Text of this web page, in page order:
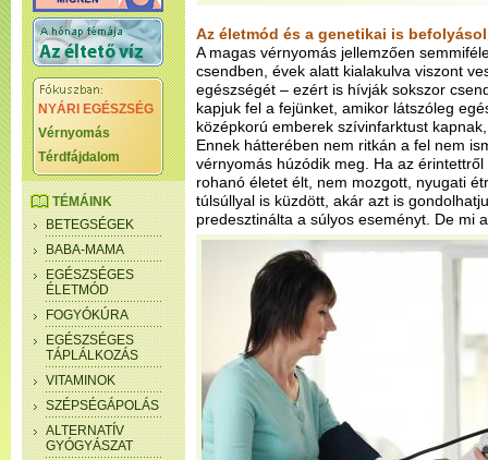
NYÁRI EGÉSZSÉG
Vérnyomás
Térdfájdalom
TÉMÁINK
BETEGSÉGEK
BABA-MAMA
EGÉSZSÉGES
ÉLETMÓD
FOGYÓKÚRA
EGÉSZSÉGES
TÁPLÁLKOZÁS
VITAMINOK
SZÉPSÉGÁPOLÁS
ALTERNATÍV
GYÓGYÁSZAT
Az életmód és a genetikai is befolyásol
A magas vérnyomás jellemzően
csendben, évek alatt kialakulva viszont
egészségét – ezért is hívják sokszor
kapjuk fel a fejünket, amikor látszóleg
középkorú emberek szívinfarktust
Ennek hátterében nem ritkán a fel nem
vérnyomás húzódik meg. Ha az
rohanó életet élt, nem mozgott, nyugati
túlsúllyal is küzdött, akár azt is
predesztinálta a súlyos eseményt. De mi